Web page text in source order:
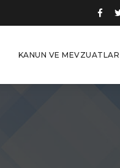
KANUN VE MEVZUATLAR